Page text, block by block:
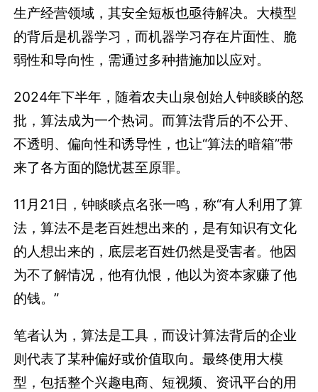
生产经营领域，其安全短板也亟待解决。大模型
的背后是机器学习，而机器学习存在片面性、脆
弱性和导向性，需通过多种措施加以应对。
2024年下半年，随着农夫山泉创始人钟睒睒的怒
批，算法成为一个热词。而算法背后的不公开、
不透明、偏向性和诱导性，也让“算法的暗箱”带
来了各方面的隐忧甚至原罪。
11月21日，钟睒睒点名张一鸣，称“有人利用了算
法，算法不是老百姓想出来的，是有知识有文化
的人想出来的，底层老百姓仍然是受害者。他因
为不了解情况，他有仇恨，他以为资本家赚了他
的钱。”
笔者认为，算法是工具，而设计算法背后的企业
则代表了某种偏好或价值取向。最终使用大模
型，包括整个兴趣电商、短视频、资讯平台的用